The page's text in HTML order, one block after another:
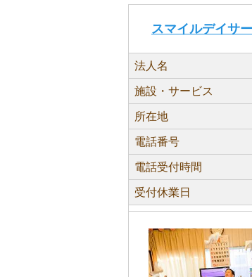
スマイルデイサ
法人名
施設・サービス
所在地
電話番号
電話受付時間
受付休業日